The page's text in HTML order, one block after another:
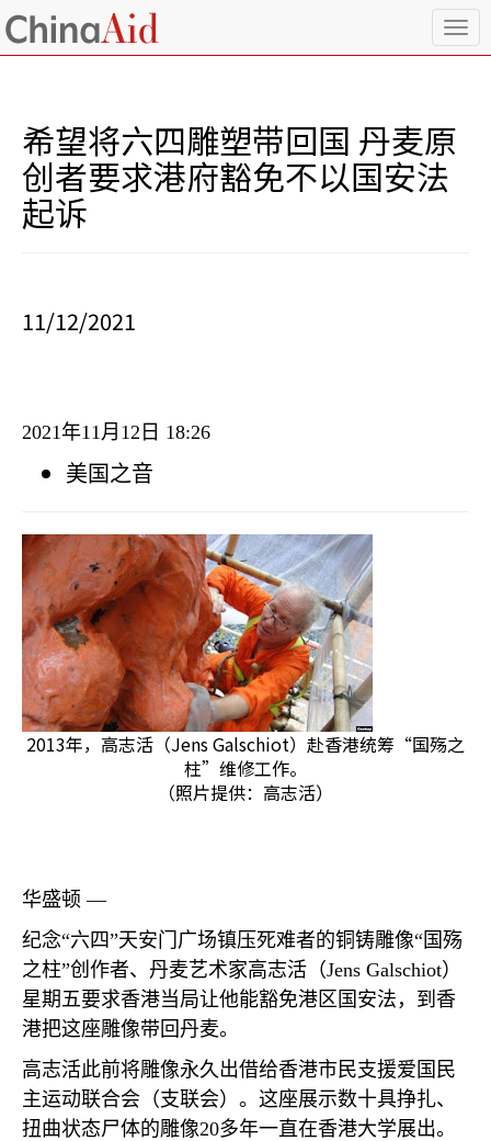
T
o
希望将六四雕塑带回国 丹麦原
创者要求港府豁免不以国安法
起诉
11/12/2021
2021年11月 12 日 18:26
美国之音
2013年，高志活（Jens Galschiot）赴香港统筹“国殇之
柱”维修工作。
（照片提供：高志活）
华盛顿 —
纪念“六四”天安门广场镇压死难者的铜铸雕像“国殇
之柱”创作者、丹麦艺术家高志活（Jens Galschiot）
星期五要求香港当局让他能豁免港区国安法，到香
港把这座雕像带回丹麦。
高志活此前将雕像永久出借给香港市民支援爱国民
主运动联合会（支联会）。这座展示数十具挣扎、
扭曲状态尸体的雕像20多年一直在香港大学展出。